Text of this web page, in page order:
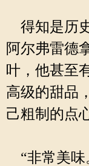
得知是历
阿尔弗雷德
叶，他甚至
高级的甜品
己粗制的点
“非常美味